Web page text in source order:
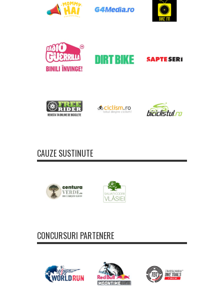
CAUZE SUSTINUTE
CONCURSURI PARTENERE